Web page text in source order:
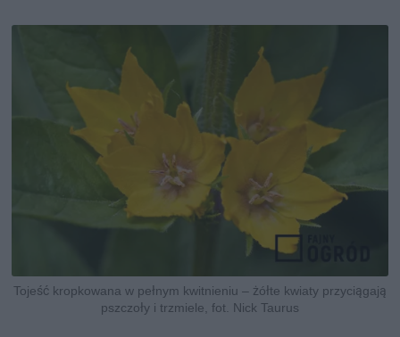
Tojeść kropkowana w pełnym kwitnieniu – żółte kwiaty przyciągają
pszczoły i trzmiele, fot. Nick Taurus